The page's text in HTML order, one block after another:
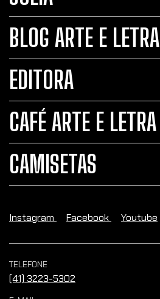
BLOG ARTE E LETRA
EDITORA
CAFÉ ARTE E LETRA
CAMISETAS
Instagram Facebook Youtube
TELEFONE
(41) 3223-5302